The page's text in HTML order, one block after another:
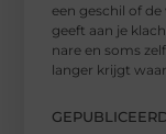
een geschil of
geeft aan je
nare en soms
langer krijgt